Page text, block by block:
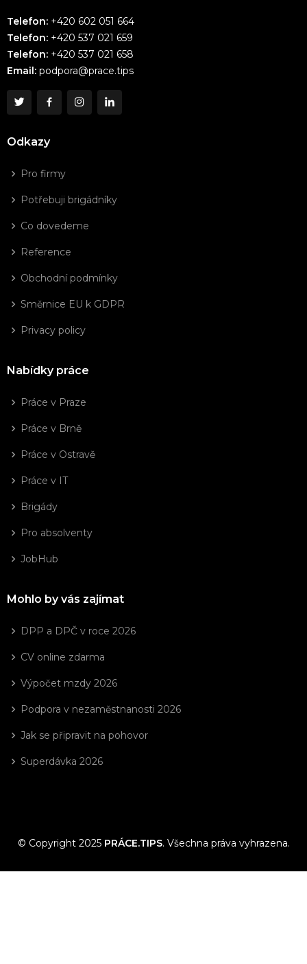
Telefon: +420 602 051 664
Telefon: +420 537 021 659
Telefon: +420 537 021 658
Email: podpora@prace.tips
Odkazy
Pro firmy
Potřebuji brigádníky
Co dovedeme
Reference
Obchodní podmínky
Směrnice EU k GDPR
Privacy policy
Nabídky práce
Práce v Praze
Práce v Brně
Práce v Ostravě
Práce v IT
Brigády
Pro absolventy
JobHub
Mohlo by vás zajímat
DPP a DPČ v roce 2026
CV online zdarma
Výpočet mzdy 2026
Podpora v nezaměstnanosti 2026
Jak se připravit na pohovor
Superdávka 2026
© Copyright 2025 PRÁCE.TIPS. Všechna práva vyhrazena.